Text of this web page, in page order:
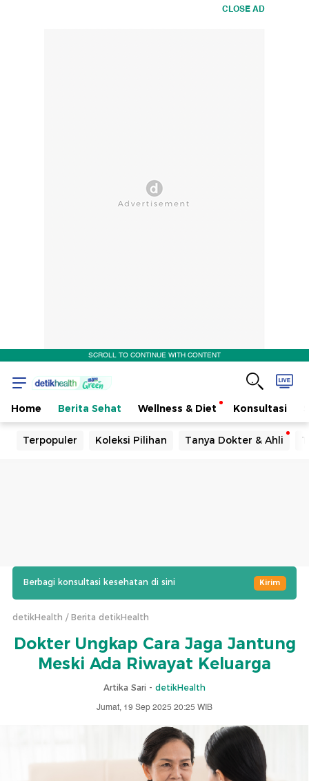
CLOSE AD
SCROLL TO CONTINUE WITH CONTENT
Home Berita Sehat Wellness & Diet Konsultasi
Terpopuler Koleksi Pilihan Tanya Dokter & Ahli
Berbagi konsultasi kesehatan di sini Kirim
detikHealth Berita detikHealth
Dokter Ungkap Cara Jaga Jantung
Meski Ada Riwayat Keluarga
Artika Sari - detikHealth
Jumat, 19 Sep 2025 20:25 WIB